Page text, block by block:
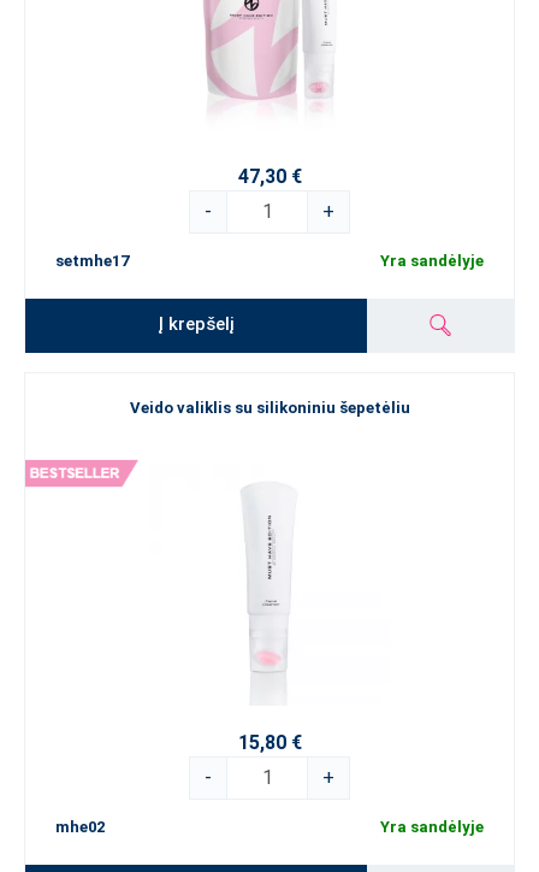
47,30 €
-
+
setmhe17 Yra sandėlyje
Į krepšelį
Veido valiklis su silikoniniu šepetėliu
15,80 €
-
+
mhe02 Yra sandėlyje